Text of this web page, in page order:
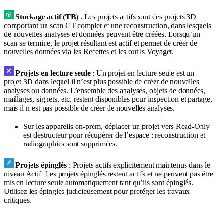
Stockage actif (TB) : Les projets actifs sont des projets 3D
comportant un scan CT complet et une reconstruction, dans lesquels
de nouvelles analyses et données peuvent être créées. Lorsqu’un
scan se termine, le projet résultant est actif et permet de créer de
nouvelles données via les Recettes et les outils Voyager.
Projets en lecture seule : Un projet en lecture seule est un
projet 3D dans lequel il n’est plus possible de créer de nouvelles
analyses ou données. L’ensemble des analyses, objets de données,
maillages, signets, etc. restent disponibles pour inspection et partage,
mais il n’est pas possible de créer de nouvelles analyses.
Sur les appareils on-prem, déplacer un projet vers Read‐Only
est destructeur pour récupérer de l’espace : reconstruction et
radiographies sont supprimées.
Projets épinglés : Projets actifs explicitement maintenus dans le
niveau Actif. Les projets épinglés restent actifs et ne peuvent pas être
mis en lecture seule automatiquement tant qu’ils sont épinglés.
Utilisez les épingles judicieusement pour protéger les travaux
critiques.